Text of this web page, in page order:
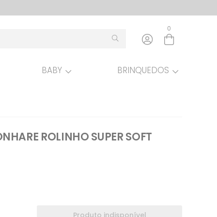
Entre com email ou cpf/cnpj
0
BABY BRINQUEDOS
ROLINHO SUPER SOFT